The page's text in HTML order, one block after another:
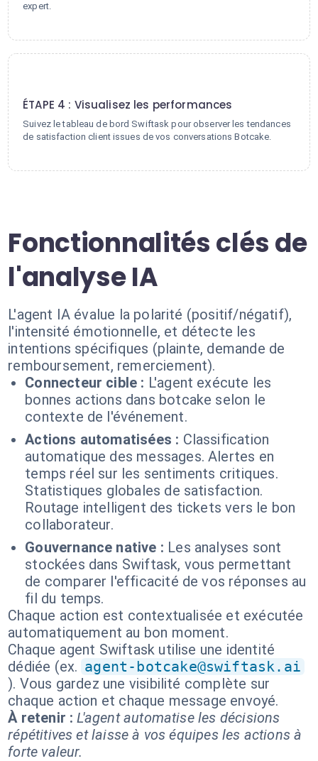
expert.
ÉTAPE 4 : Visualisez les performances
Suivez le tableau de bord Swiftask pour observer les tendances
de satisfaction client issues de vos conversations Botcake.
Fonctionnalités clés de
l'analyse IA
L'agent IA évalue la polarité (positif/négatif),
l'intensité émotionnelle, et détecte les
intentions spécifiques (plainte, demande de
remboursement, remerciement).
Connecteur cible : L'agent exécute les
bonnes actions dans botcake selon le
contexte de l'événement.
Actions automatisées : Classification
automatique des messages. Alertes en
temps réel sur les sentiments critiques.
Statistiques globales de satisfaction.
Routage intelligent des tickets vers le bon
collaborateur.
Gouvernance native : Les analyses sont
stockées dans Swiftask, vous permettant
de comparer l'efficacité de vos réponses au
fil du temps.
Chaque action est contextualisée et exécutée
automatiquement au bon moment.
Chaque agent Swiftask utilise une identité
dédiée (ex. agent-botcake@swiftask.ai
). Vous gardez une visibilité complète sur
chaque action et chaque message envoyé.
À retenir : L'agent automatise les décisions
répétitives et laisse à vos équipes les actions à
forte valeur.